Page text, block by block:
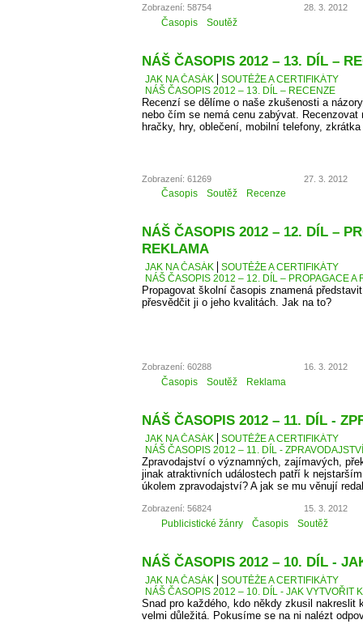
Zobrazení: 58754 28. 3. 2012
Časopis Soutěž
NÁŠ ČASOPIS 2012 – 13. DÍL –
JAK NA ČASÁK
SOUTĚŽE A CERTIFIKÁTY
NÁŠ ČASOPIS 2012 – 13. DÍL – RECENZE
Recenzí se dělíme o naše zkušenosti a
nebo čím se nemá cenu zabývat. Recenzovat
hračky, hry, oblečení, mobilní telefony,
Zobrazení: 61269 27. 3. 2012
Časopis Soutěž Recenze
NÁŠ ČASOPIS 2012 – 12. DÍL –
REKLAMA
JAK NA ČASÁK
SOUTĚŽE A CERTIFIKÁTY
NÁŠ ČASOPIS 2012 – 12. DÍL – PROPAGACE A
Propagovat školní časopis znamená
přesvědčit ji o jeho kvalitách. Jak na to?
Zobrazení: 60288 16. 3. 2012
Časopis Soutěž Reklama
NÁŠ ČASOPIS 2012 – 11. DÍL -
JAK NA ČASÁK
SOUTĚŽE A CERTIFIKÁTY
NÁŠ ČASOPIS 2012 – 11. DÍL - ZPRAVODAJSTVÍ
Zpravodajství o významných, zajímavých,
jinak atraktivních událostech patří k
úkolem zpravodajství? A jak se mu věnují
Zobrazení: 56824 15. 3. 2012
Publicistické žánry Časopis Soutěž
NÁŠ ČASOPIS 2012 – 10. DÍL -
JAK NA ČASÁK
SOUTĚŽE A CERTIFIKÁTY
NÁŠ ČASOPIS 2012 – 10. DÍL - JAK VYTVOŘIT
Snad pro každého, kdo někdy zkusil nakreslit
velmi důležitá. Pokusíme se na ni nalézt